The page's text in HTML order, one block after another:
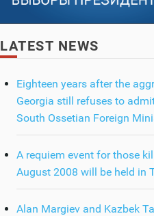
LATEST NEWS
Eighteen years after the
Georgia still refuses to
South Ossetian Foreign
A requiem event for those
August 2008 will be held in
Alan Margiev and Kazbek